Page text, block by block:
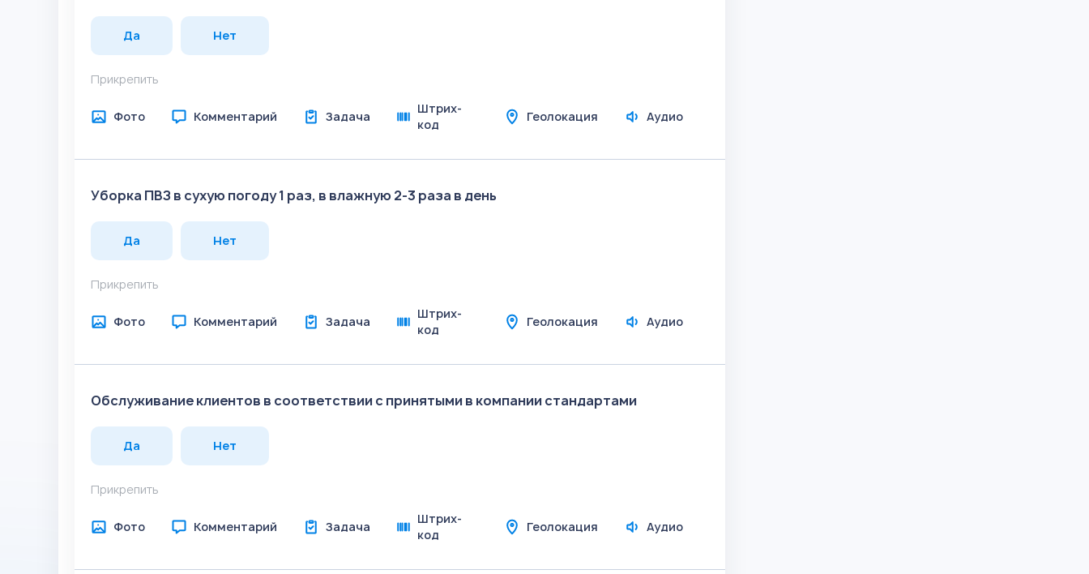
Да Нет
Прикрепить
Фото Комментарий Задача
Штрих-
код
Геолокация Аудио
Уборка ПВЗ в сухую погоду 1 раз, в влажную 2-3 раза в день
Да Нет
Прикрепить
Фото Комментарий Задача
Штрих-
код
Геолокация Аудио
Обслуживание клиентов в соответствии с принятыми в компании стандартами
Да Нет
Прикрепить
Фото Комментарий Задача
Штрих-
код
Геолокация Аудио